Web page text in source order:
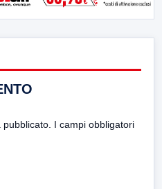
pubblicato. I campi obbligatori